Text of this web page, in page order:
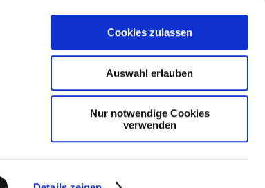
Cookies zulassen
Auswahl erlauben
Nur notwendige Cookies
verwenden